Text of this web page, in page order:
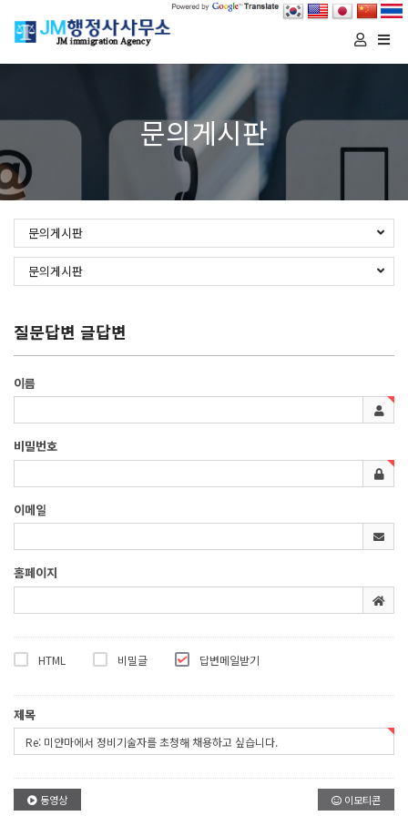
문의게시판
문의게시판
문의게시판
질문답변 글답변
이름
비밀번호
이메일
홈페이지
HTML 비밀글 답변메일받기
제목
동영상 이모티콘